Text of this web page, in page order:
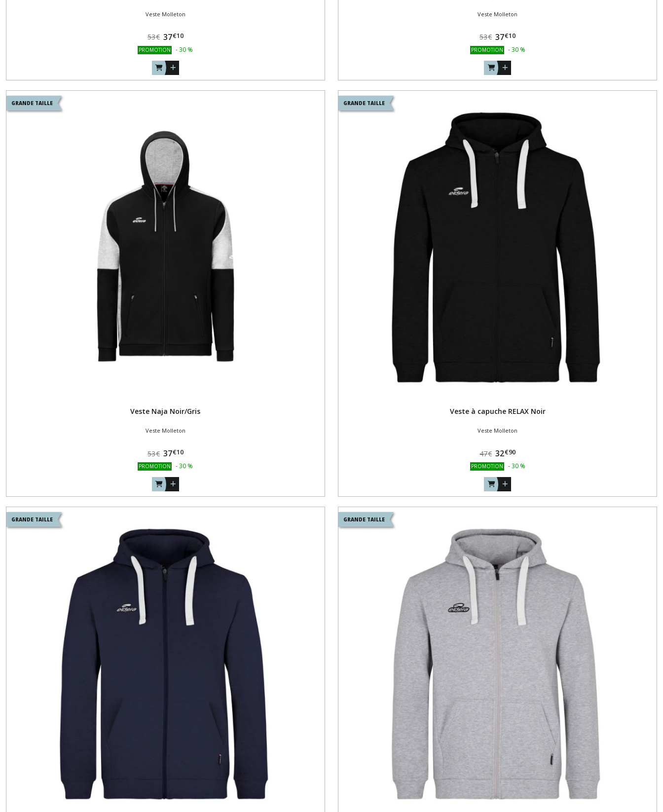
Veste Molleton
53€ 37€10
PROMOTION -30 %
Veste Molleton
53€ 37€10
PROMOTION - 30 %
GRANDE TAILLE
Veste Naja Noir/Gris
Veste Molleton
53€ 37€10
PROMOTION -30 %
GRANDE TAILLE
Veste à capuche RELAX Noir
Veste Molleton
47€ 32€90
PROMOTION - 30 %
GRANDE TAILLE GRANDE TAILLE